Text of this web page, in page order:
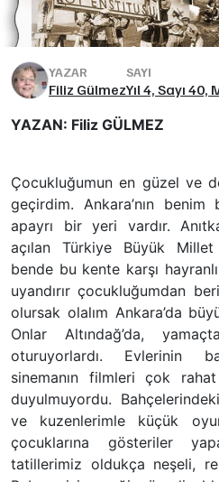
YAZAR
Filiz Gülmez
SAYI
Yıl 4, Sayı 40,
YAZAN: Filiz GÜLMEZ
Çocukluğumun en güzel ve
geçirdim. Ankara’nın
apayrı bir yeri vardır.
açılan Türkiye Büyük
bende bu kente karşı
uyandırır çocukluğumdan
olursak olalım Ankara’da
Onlar Altındağ’da,
oturuyorlardı. Evlerinin
sinemanın filmleri çok
duyulmuyordu.
ve kuzenlerimle küçük
çocuklarına gösteriler
tatillerimiz oldukça neşeli,